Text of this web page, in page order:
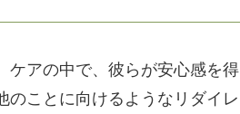
ケアの中で、彼らが安心感を得
のことに向けるようなリダイレ